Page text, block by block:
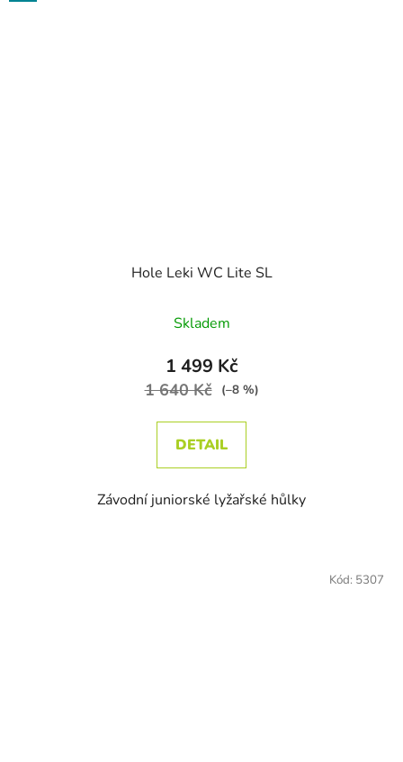
Hole Leki WC Lite SL
Skladem
1 499 Kč
1 640 Kč (–8 %)
DETAIL
Závodní juniorské lyžařské hůlky
Kód: 5307